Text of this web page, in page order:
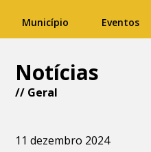
Município Eventos
Notícias
// Geral
11 dezembro 2024